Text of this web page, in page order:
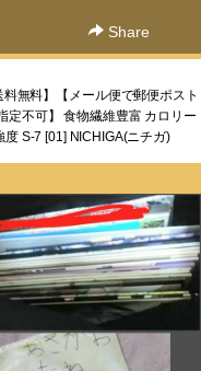
Share
無料】【メール便で郵便ポスト
定不可】 食物繊維豊富 カロリー
S-7 [01] NICHIGA(ニチガ)